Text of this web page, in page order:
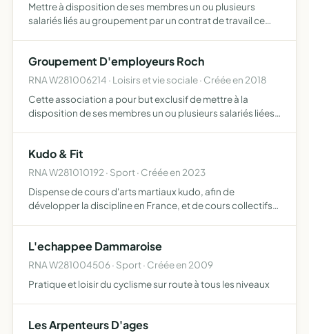
Mettre à disposition de ses membres un ou plusieurs
salariés liés au groupement par un contrat de travail ce
Groupement D'employeurs Roch
RNA W281006214 · Loisirs et vie sociale · Créée en 2018
Cette association a pour but exclusif de mettre à la
disposition de ses membres un ou plusieurs salariés liées
Kudo & Fit
RNA W281010192 · Sport · Créée en 2023
Dispense de cours d'arts martiaux kudo, afin de
développer la discipline en France, et de cours collectifs
L'echappee Dammaroise
RNA W281004506 · Sport · Créée en 2009
Pratique et loisir du cyclisme sur route à tous les niveaux
Les Arpenteurs D'ages